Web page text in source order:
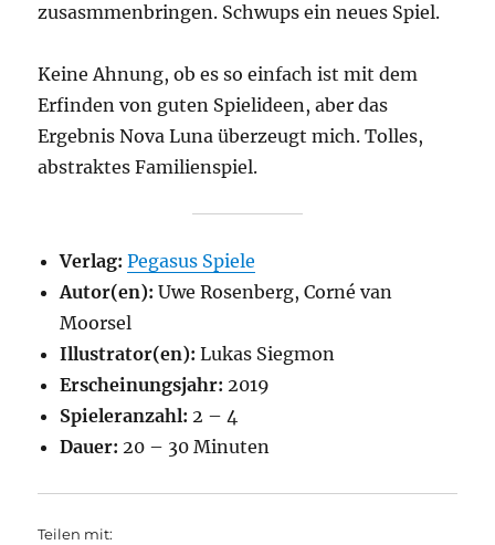
zusasmmenbringen. Schwups ein neues Spiel.
Keine Ahnung, ob es so einfach ist mit dem
Erfinden von guten Spielideen, aber das
Ergebnis Nova Luna überzeugt mich. Tolles,
abstraktes Familienspiel.
Verlag: Pegasus Spiele
Autor(en): Uwe Rosenberg, Corné van
Moorsel
Illustrator(en): Lukas Siegmon
Erscheinungsjahr: 2019
Spieleranzahl: 2 – 4
Dauer: 20 – 30 Minuten
Teilen mit: